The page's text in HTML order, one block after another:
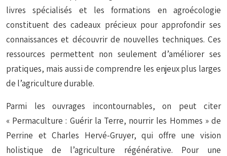
livres spécialisés et les formations en agroécologie
constituent des cadeaux précieux pour approfondir ses
connaissances et découvrir de nouvelles techniques. Ces
ressources permettent non seulement d’améliorer ses
pratiques, mais aussi de comprendre les enjeux plus larges
de l’agriculture durable.
Parmi les ouvrages incontournables, on peut citer
« Permaculture : Guérir la Terre, nourrir les Hommes » de
Perrine et Charles Hervé-Gruyer, qui offre une vision
holistique de l’agriculture régénérative. Pour une